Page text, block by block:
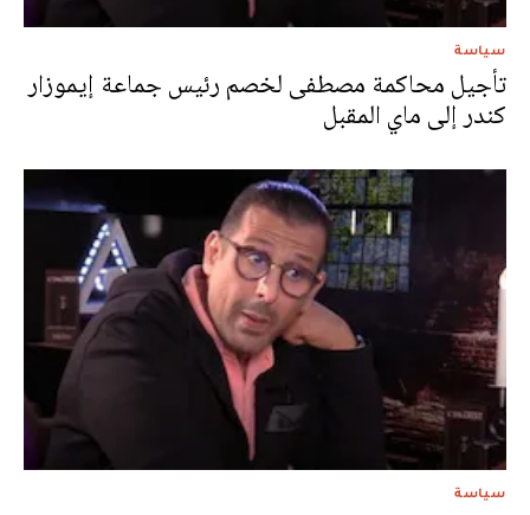
سياسة
تأجيل محاكمة مصطفى لخصم رئيس جماعة إيموزار
كندر إلى ماي المقبل‎
سياسة